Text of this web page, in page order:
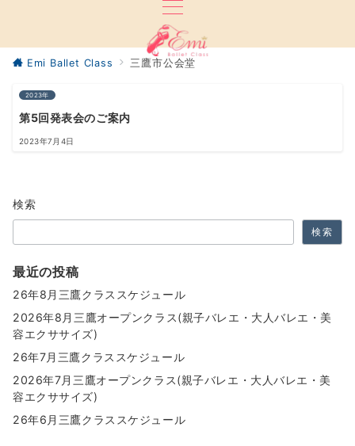
Emi Ballet Class 三鷹市公会堂
2023年
第5回発表会のご案内
2023年7月4日
検索
検索
最近の投稿
26年8月三鷹クラススケジュール
2026年8月三鷹オープンクラス(親子バレエ・大人バレエ・美
容エクササイズ)
26年7月三鷹クラススケジュール
2026年7月三鷹オープンクラス(親子バレエ・大人バレエ・美
容エクササイズ)
26年6月三鷹クラススケジュール